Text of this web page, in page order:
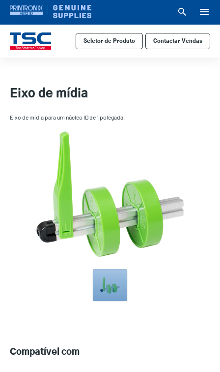
Passar
para
conteúdo
principal
User
account
User
Header
Seletor de Produto Contactar Vendas
Eixo de mídia
Eixo de mídia para um núcleo ID de 1 polegada.
Compatível com